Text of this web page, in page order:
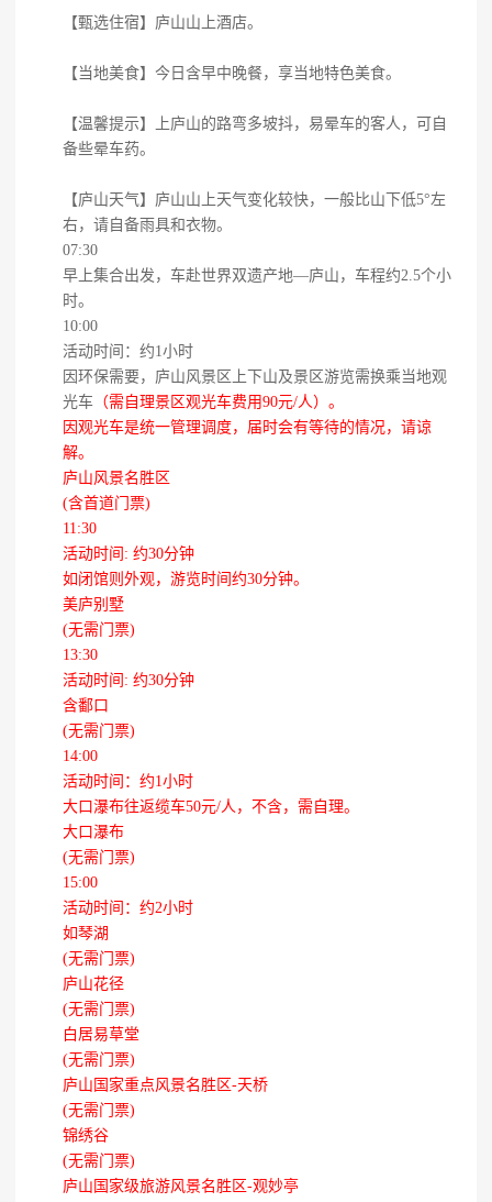
【甄选住宿】庐山山上酒店。
【当地美食】今日含早中晚餐，享当地特色美食。
【温馨提示】上庐山的路弯多坡抖，易晕车的客人，可自
备些晕车药。
【庐山天气】庐山山上天气变化较快，一般比山下低5°左
右，请自备雨具和衣物。
07:30
早上集合出发，车赴世界双遗产地—庐山，车程约2.5个小
时。
10:00
活动时间：约1小时
因环保需要，庐山风景区上下山及景区游览需换乘当地观
光车 （需自理景区观光车费用90元/人）。
因观光车是统一管理调度，届时会有等待的情况，请谅
解。
庐山风景名胜区
(含首道门票)
11:30
活动时间: 约30分钟
如闭馆则外观，游览时间约30分钟。
美庐别墅
(无需门票)
13:30
活动时间: 约30分钟
含鄱口
(无需门票)
14:00
活动时间：约1小时
大口瀑布往返缆车50元/人，不含，需自理。
大口瀑布
(无需门票)
15:00
活动时间：约2小时
如琴湖
(无需门票)
庐山花径
(无需门票)
白居易草堂
(无需门票)
庐山国家重点风景名胜区-天桥
(无需门票)
锦绣谷
(无需门票)
庐山国家级旅游风景名胜区-观妙亭